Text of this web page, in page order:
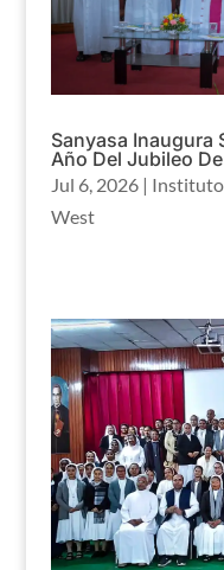
Sanyasa Inaugura
Año Del Jubileo
Jul 6, 2026|
West